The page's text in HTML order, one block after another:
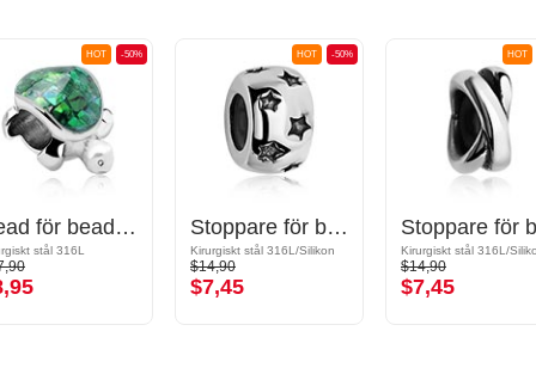
-50%
HOT
Bead för bead-armband
stål 316L
-50%
HOT
Stoppare för bead-armband
Kirurgiskt stål 316L/Silikon
$14,90
$7,45
HOT
Kirurgiskt stål 316L/
$14,90
$7,45